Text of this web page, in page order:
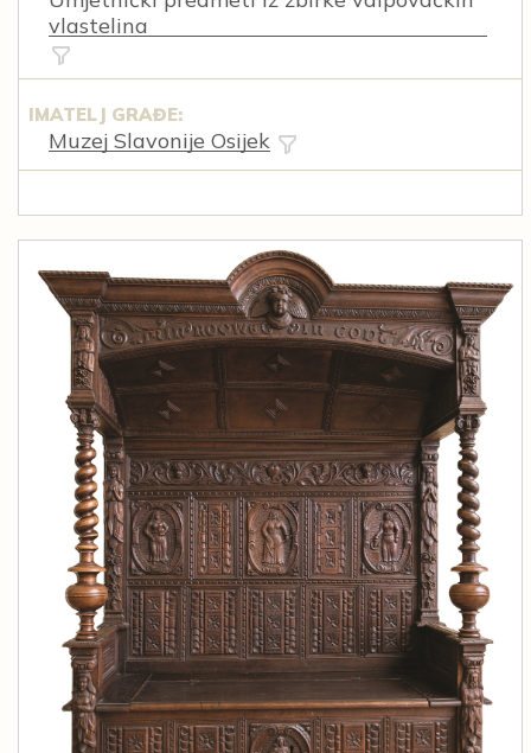
vlastelina
IMATELJ GRAĐE:
Muzej Slavonije Osijek